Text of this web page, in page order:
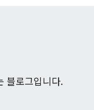
블로그입니다.